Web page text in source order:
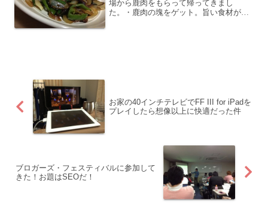
場から鹿肉をもらって帰ってきまし
た。・鹿肉の塊をゲット。旨い食材が手
お家の40インチテレビでFF III for iPadを
プレイしたら想像以上に快適だった件
ブロガーズ・フェスティバルに参加して
きた！お題はSEOだ！